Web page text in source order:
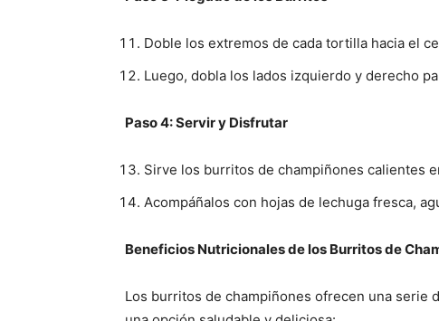
Doble los extremos de cada tortilla hacia el
Luego, dobla los lados izquierdo y derecho
Paso 4: Servir y Disfrutar
Sirve los burritos de champiñones calientes
Acompáñalos con hojas de lechuga fresca,
Beneficios Nutricionales de los Burritos de
Los burritos de champiñones ofrecen una